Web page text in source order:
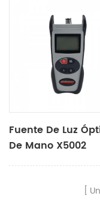
Fuente De Luz
De Mano X5002